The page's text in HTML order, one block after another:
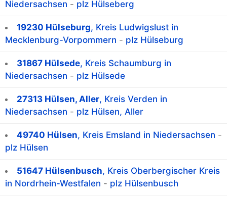
Niedersachsen - plz Hülseberg
19230 Hülseburg, Kreis Ludwigslust in
Mecklenburg-Vorpommern - plz Hülseburg
31867 Hülsede, Kreis Schaumburg in
Niedersachsen - plz Hülsede
27313 Hülsen, Aller, Kreis Verden in
Niedersachsen - plz Hülsen, Aller
49740 Hülsen, Kreis Emsland in Niedersachsen -
plz Hülsen
51647 Hülsenbusch, Kreis Oberbergischer Kreis
in Nordrhein-Westfalen - plz Hülsenbusch